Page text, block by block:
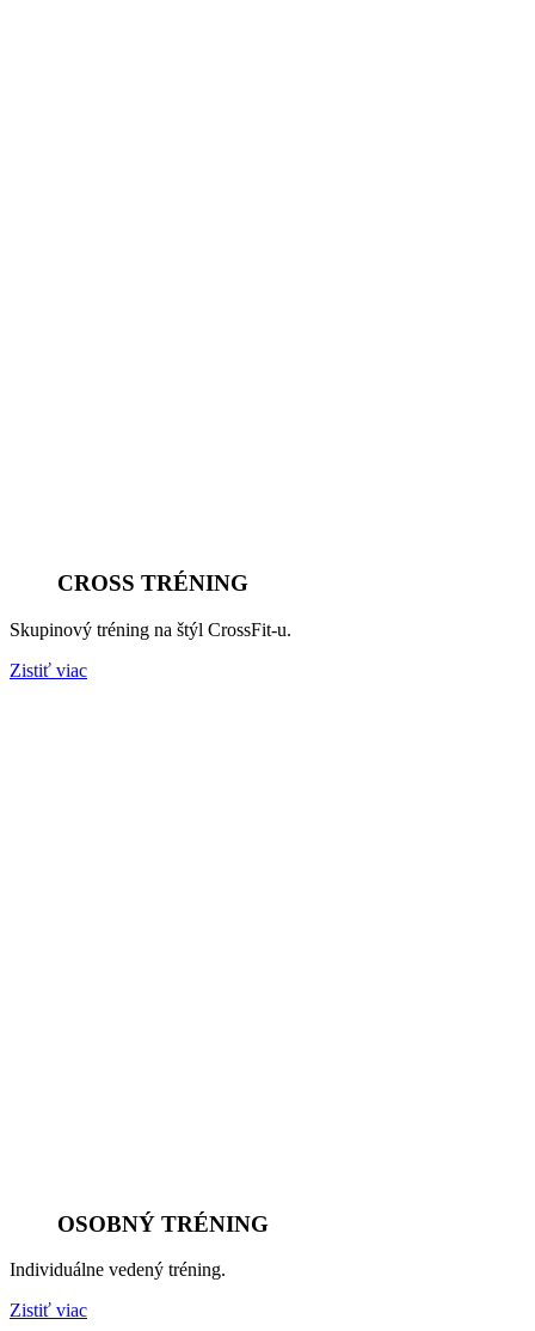
CROSS TRÉNING
Skupinový tréning na štýl CrossFit-u.
Zistiť viac
OSOBNÝ TRÉNING
Individuálne vedený tréning.
Zistiť viac